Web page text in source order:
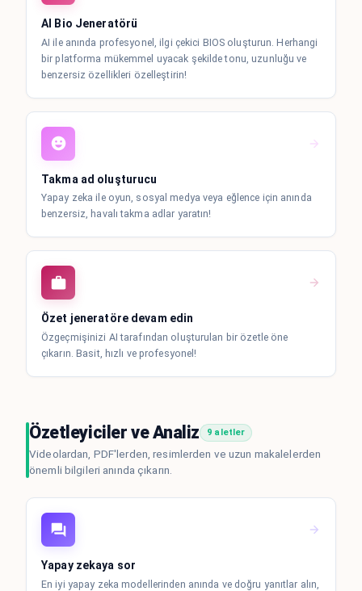
AI Bio Jeneratörü
AI ile anında profesyonel, ilgi çekici BIOS oluşturun. Herhangi
bir platforma mükemmel uyacak şekilde tonu, uzunluğu ve
benzersiz özellikleri özelleştirin!
Takma ad oluşturucu
Yapay zeka ile oyun, sosyal medya veya eğlence için anında
benzersiz, havalı takma adlar yaratın!
Özet jeneratöre devam edin
Özgeçmişinizi AI tarafından oluşturulan bir özetle öne
çıkarın. Basit, hızlı ve profesyonel!
Özetleyiciler ve Analiz 9 aletler
Videolardan, PDF'lerden, resimlerden ve uzun makalelerden
önemli bilgileri anında çıkarın.
Yapay zekaya sor
En iyi yapay zeka modellerinden anında ve doğru yanıtlar alın,